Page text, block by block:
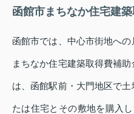
函館市まちなか住宅建
函館市では、中心市街地へ
まちなか住宅建築取得費補
は、函館駅前・大門地区で
たは住宅とその敷地を購入